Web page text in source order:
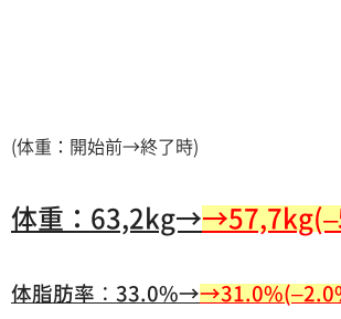
(体重：開始前→終了時)
体重：63,2kg→
体脂肪率 ： 33.0%→